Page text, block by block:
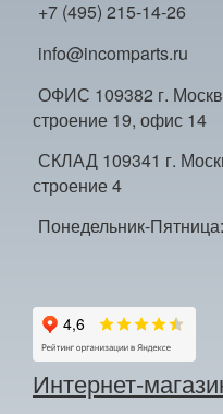
+7 (495) 215-14-26
info@incomparts.ru
ОФИС 109382 г.
строение 19, офис 14
СКЛАД 109341 г.
строение 4
Понедельник-
Интернет-